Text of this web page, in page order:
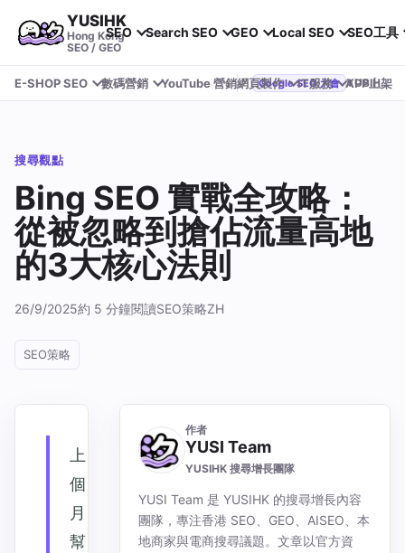
YUSIHK
Hong Kong
SEO / GEO
SEO Search SEO GEO Local SEO SEO工具
E-SHOP SEO 數碼營銷 YouTube 營銷網頁製作 IT服務 APP上架
Google SEO 大會 YUSIHK 近期參加 Google Search Central Live
搜尋觀點
Bing SEO 實戰全攻略：
從被忽略到搶佔流量高地
的3大核心法則
26/9/2025約 5 分鐘閱讀SEO策略ZH
SEO策略
上
個
月
幫
作者
YUSI Team
YUSIHK 搜尋增長團隊
YUSI Team 是 YUSIHK 的搜尋增長內容
團隊，專注香港 SEO、GEO、AISEO、本
地商家與電商搜尋議題。文章以官方資